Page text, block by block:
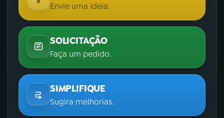
Envie uma ideia.
SOLICITAÇÃO
Faça um pedido.
SIMPLIFIQUE
Sugira melhorias.